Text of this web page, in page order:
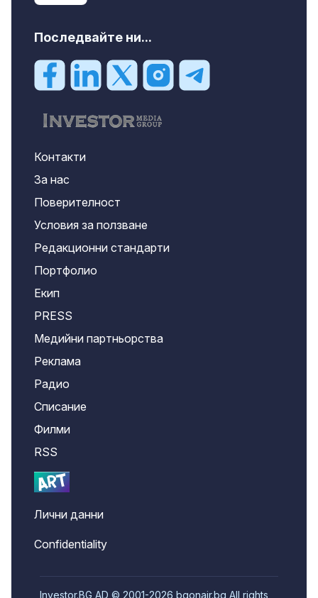
Последвайте ни...
Контакти
За нас
Поверителност
Условия за ползване
Редакционни стандарти
Портфолио
Екип
PRESS
Медийни партньорства
Реклама
Радио
Списание
Филми
RSS
Лични данни
Confidentiality
Investor.BG AD © 2001-2026 bgonair.bg All rights